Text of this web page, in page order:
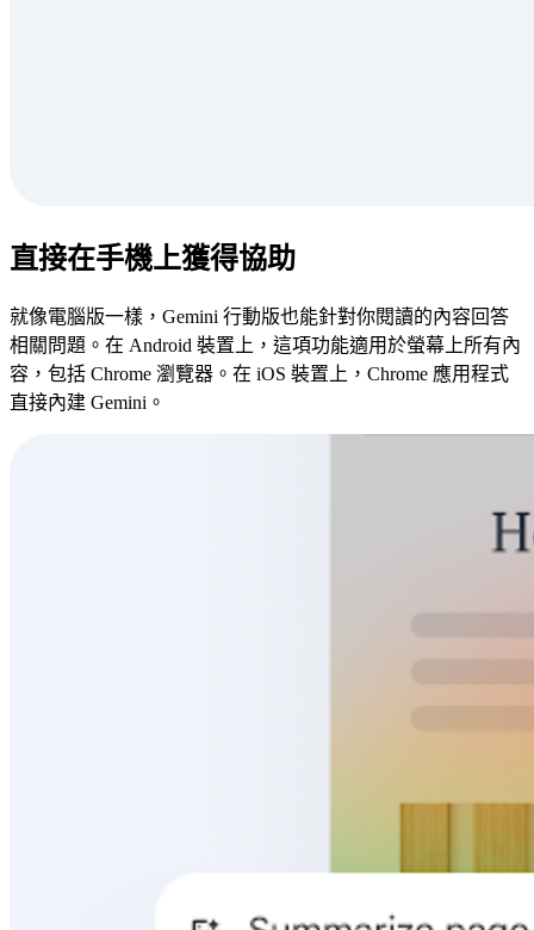
直接在手機上獲得協助
就像電腦版一樣，Gemini 行動版也能針對你閱讀的內容回答
相關問題。在 Android 裝置上，這項功能適用於螢幕上所有內
容，包括 Chrome 瀏覽器。在 iOS 裝置上，Chrome 應用程式
直接內建 Gemini。